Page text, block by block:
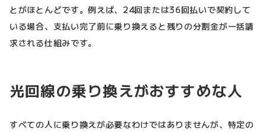
とがほとんどです。例えば、24回または36回払いで契約して
いる場合、支払い完了前に乗り換えると残りの分割金が一括請
求される仕組みです。
光回線の乗り換えがおすすめな人
すべての人に乗り換えが必要なわけではありませんが、特定の